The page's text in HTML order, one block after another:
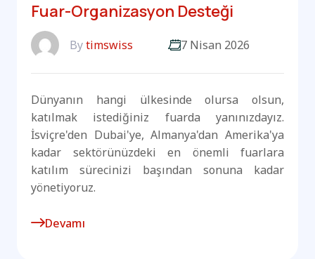
Fuar-Organizasyon Desteği
Bytimswiss 7 Nisan 2026
Dünyanın hangi ülkesinde olursa olsun,
katılmak istediğiniz fuarda yanınızdayız.
İsviçre'den Dubai'ye, Almanya'dan Amerika'ya
kadar sektörünüzdeki en önemli fuarlara
katılım sürecinizi başından sonuna kadar
yönetiyoruz.
Devamı